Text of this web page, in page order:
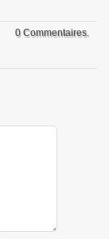
0 Commentaires.